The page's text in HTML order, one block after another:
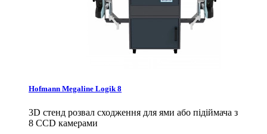
Hofmann Megaline Logik 8
3D стенд розвал сходження для ями або підіймача з
8 CCD камерами